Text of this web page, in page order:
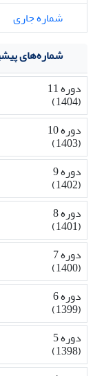
شماره جاری
شماره‌های
دوره 11
(1404)
دوره 10
(1403)
دوره 9
(1402)
دوره 8
(1401)
دوره 7
(1400)
دوره 6
(1399)
دوره 5
(1398)